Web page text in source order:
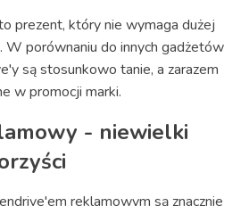
prezent, który nie wymaga dużej
porównaniu do innych gadżetów
są stosunkowo tanie, a zarazem
w promocji marki.
- niewielki
reklamowym są znacznie